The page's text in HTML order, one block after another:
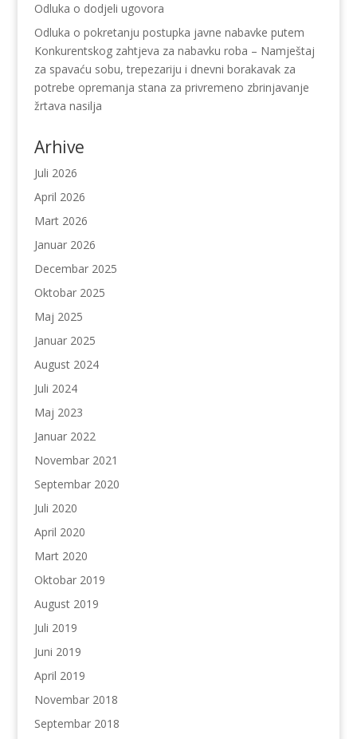
Odluka o dodjeli ugovora
Odluka o pokretanju postupka javne nabavke putem
Konkurentskog zahtjeva za nabavku roba – Namještaj
za spavaću sobu, trepezariju i dnevni borakavak za
potrebe opremanja stana za privremeno zbrinjavanje
žrtava nasilja
Arhive
Juli 2026
April 2026
Mart 2026
Januar 2026
Decembar 2025
Oktobar 2025
Maj 2025
Januar 2025
August 2024
Juli 2024
Maj 2023
Januar 2022
Novembar 2021
Septembar 2020
Juli 2020
April 2020
Mart 2020
Oktobar 2019
August 2019
Juli 2019
Juni 2019
April 2019
Novembar 2018
Septembar 2018